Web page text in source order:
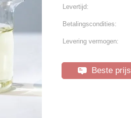
Levertijd:
Betalingscondities:
Levering vermogen:
Beste prijs